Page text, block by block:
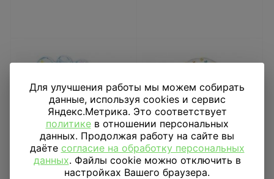
Для улучшения работы мы можем собирать
данные, используя cookies и сервис
Яндекс.Метрика. Это соответствует
политикев отношении персональных
данных. Продолжая работу на сайте вы
даёте согласие на обработку персональных
данных. Файлы cookie можно отключить в
настройках Вашего браузера.